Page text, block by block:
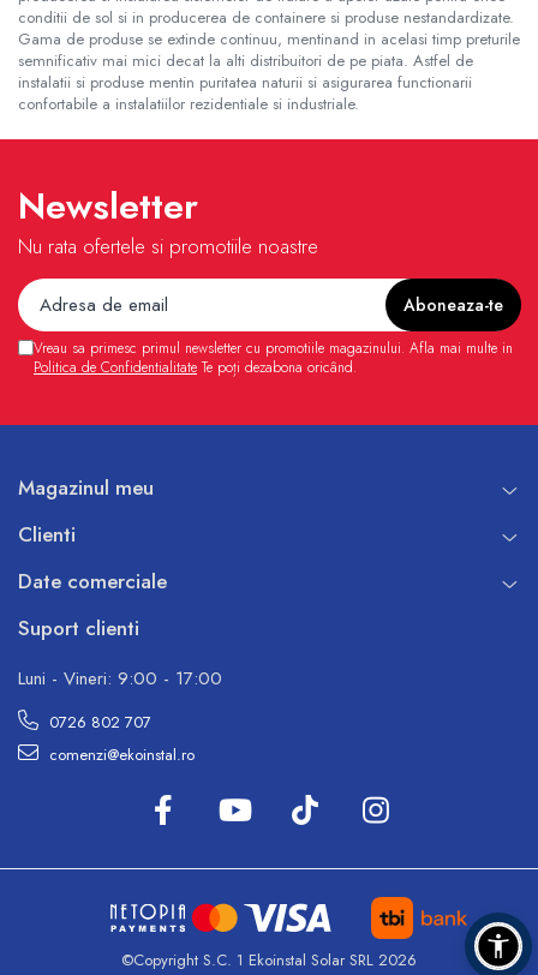
conditii de sol si in producerea de containere si produse nestandardizate.
Gama de produse se extinde continuu, mentinand in acelasi timp preturile
semnificativ mai mici decat la alti distribuitori de pe piata. Astfel de
instalatii si produse mentin puritatea naturii si asigurarea functionarii
confortabile a instalatiilor rezidentiale si industriale.
Newsletter
Nu rata ofertele si promotiile noastre
Vreau sa primesc primul newsletter cu promotiile magazinului. Afla mai multe in
Politica de Confidentialitate Te poți dezabona oricând.
Magazinul meu
Clienti
Date comerciale
Suport clienti
Luni - Vineri: 9:00 - 17:00
0726 802 707
comenzi@ekoinstal.ro
©Copyright S.C. 1 Ekoinstal Solar SRL 2026